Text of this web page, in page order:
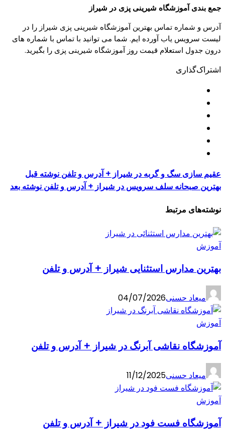
جمع بندی آموزشگاه شیرینی پزی در شیراز
آدرس و شماره تماس بهترین آموزشگاه شیرینی پزی شیراز را در
لیست سرویس یاب آورده ایم. شما می توانید با تماس با شماره های
درون جدول استعلام قیمت روز آموزشگاه شیرینی پزی را بگیرید.
اشتراک‌گذاری
عقیم سازی سگ و گربه در شیراز + آدرس و تلفن نوشته قبل
بهترین صبحانه سلف سرویس در شیراز + آدرس و تلفن نوشته بعد
نوشته‌های مرتبط
آموزش
بهترین مدارس استثنایی شیراز + آدرس و تلفن
میعاد حسنی04/07/2026
آموزش
آموزشگاه نقاشی آبرنگ در شیراز + آدرس و تلفن
میعاد حسنی11/12/2025
آموزش
آموزشگاه فست فود در شیراز + آدرس و تلفن